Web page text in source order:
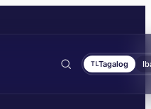
TLTagalog